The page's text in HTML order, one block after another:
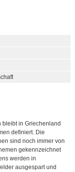
in Griechenland
definiert. Die
sind noch immer von
gekennzeichnet
werden in
ausgespart und